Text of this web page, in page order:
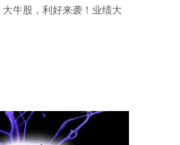
牛股，利好来袭！业绩大